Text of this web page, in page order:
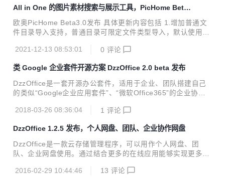
常问题；不可用状态的库将不在列表页展示其内容 5.修复下载
时提示文件不存在的bug 6.优化删除逻辑，将更快清理冗余数
据 7.优化导入逻辑 8.优化访问效率 9.其他已知bug修复 介绍
询来自普通文件目录，Eagl...
All in One 的图片素材搜索与展示工具，PicHome Beta
3.0 发布
欧奥PicHome Beta3.0发布 具体更新内容包括 1.增加普通文
件目录导入支持，普通目录可限定文件类型导入，默认使用
根据需要自行更改。 2.支持选择或输入指定目录地址作为库；
录选择中默认屏蔽了一些由系统生成的无用目录，可在站点设
置=>导入设置中的“禁止导入目录”中更改。 3.普通目录支持部
分图片缩略图、颜色获取和部分音视频文件信息和缩略图获取
(注：格式可参考 站点设置”=>“导入设置”中的“允许导入文
件”；此功能pdf格式需有iamgick支持，linux下音视频需...
2021-12-13 08:53:01 0 评论
类 Google 企业套件开源方案 DzzOffice 2.0 beta 发布
DzzOffice是一套开源办公套件，适用于企业、团队搭建自己
的类似“Google企业应用套件”、“微软Office365”的企业协同
架后通过内部的应用市场根据需要选择安装。可单独使用一款
工具，那么只需要安装一个任务板应用，成员登录时会直接登
陆到任务板中，无其他功能干扰，最大限度的使用轻量化。 D
zzOffice与企业微信、钉钉结合使用，扩展移动办公和沟通能
于通用类型的办公应用并开源发布，您可以放心使用并在其之
2018-03-26 08:36:04 1 评论
DzzOffice 1.2.5 发布，个人网盘、团队、企业协作网盘
DzzOffice是一款云存储管理程序，可以用作个人网盘、团
队、企业网盘使用。通过结合更多的在线应用能够实现更多的
www.dzzoffice.com/intro/index.html DzzOffice1.2.5主要更
2016-02-29 10:44:46 13 评论